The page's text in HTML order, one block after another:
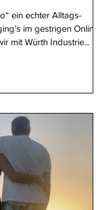
ein echter Alltags-
im gestrigen Online
mit Würth Industrie...